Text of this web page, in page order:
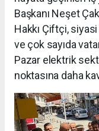
Başkanı Neşet
Hakkı Çiftçi, siyasi
ve çok sayıda
Pazar elektrik
noktasına daha